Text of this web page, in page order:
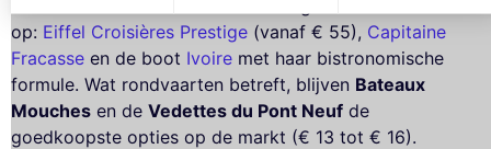
Voor een dinercruise met klein budget vallen drie boten
op: Eiffel Croisières Prestige (vanaf € 55), Capitaine
Fracasse en de boot Ivoire met haar bistronomische
formule. Wat rondvaarten betreft, blijven Bateaux
Mouches en de Vedettes du Pont Neuf de
goedkoopste opties op de markt (€ 13 tot € 16).